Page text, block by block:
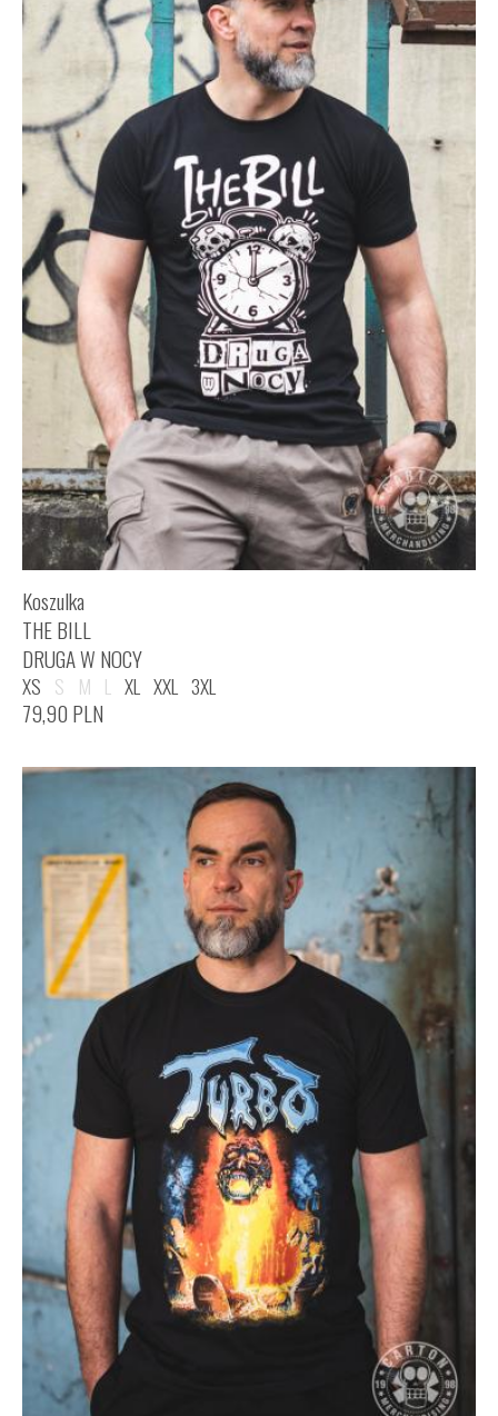
Koszulka
THE BILL
DRUGA W NOCY
XS S M L XL XXL 3XL
79,90 PLN